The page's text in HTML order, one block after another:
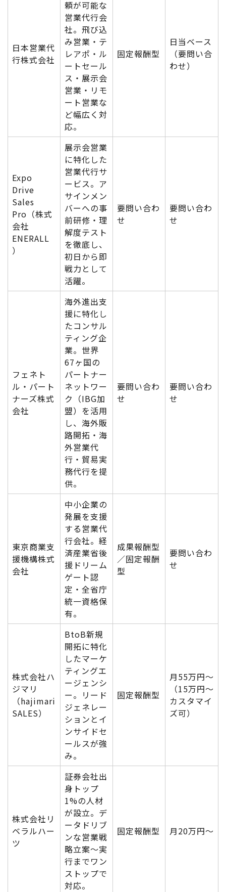
日本営業代
行株式会社
頼が可能な
営業代行会
社。飛び込
み営業・テ
レアポ・ル
ートセール
ス・展示会
営業・リモ
ート営業な
ど幅広く対
応。
固定報酬型
日当ベース
（要問い合
わせ）
Expo
Drive
Sales
Pro（株式
会社
ENERALL
）
展示会営業
に特化した
営業代行サ
ービス。ア
サインメン
バーへの事
前研修・理
解度テスト
を徹底し、
初日から即
戦力として
活躍。
要問い合わ
せ
要問い合わ
せ
フェネト
ル・パート
ナーズ株式
会社
海外進出支
援に特化し
たコンサル
ティング企
業。世界
67ヶ国の
パートナー
ネットワー
ク（IBG加
盟）を活用
し、海外販
路開拓・海
外営業代
行・貿易実
務代行を提
供。
要問い合わ
せ
要問い合わ
せ
東京商業支
援機構株式
会社
中小企業の
発展を支援
する営業代
行会社。経
済産業省後
援ドリーム
ゲート認
定・全省庁
統一資格保
有。
成果報酬型
／固定報酬
型
要問い合わ
せ
株式会社ハ
ジマリ
（hajimari
SALES）
BtoB新規
開拓に特化
したマーケ
ティングエ
ージェンシ
ー。リード
ジェネレー
ションとイ
ンサイドセ
ールスが強
み。
固定報酬型
月55万円〜
（15万円〜
カスタマイ
ズ可）
株式会社リ
ベラルハー
ツ
証券会社出
身トップ
1%の人材
が設立。デ
ータドリブ
ンな営業戦
略立案〜実
行までワン
ストップで
対応。
固定報酬型 月20万円〜